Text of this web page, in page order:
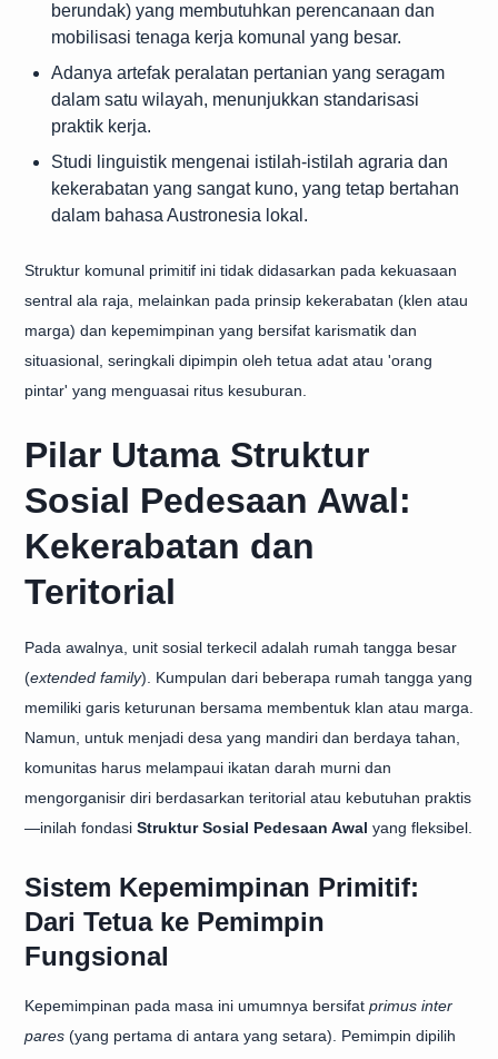
berundak) yang membutuhkan perencanaan dan
mobilisasi tenaga kerja komunal yang besar.
Adanya artefak peralatan pertanian yang seragam
dalam satu wilayah, menunjukkan standarisasi
praktik kerja.
Studi linguistik mengenai istilah-istilah agraria dan
kekerabatan yang sangat kuno, yang tetap bertahan
dalam bahasa Austronesia lokal.
Struktur komunal primitif ini tidak didasarkan pada kekuasaan
sentral ala raja, melainkan pada prinsip kekerabatan (klen atau
marga) dan kepemimpinan yang bersifat karismatik dan
situasional, seringkali dipimpin oleh tetua adat atau 'orang
pintar' yang menguasai ritus kesuburan.
Pilar Utama Struktur
Sosial Pedesaan Awal:
Kekerabatan dan
Teritorial
Pada awalnya, unit sosial terkecil adalah rumah tangga besar
(extended family). Kumpulan dari beberapa rumah tangga yang
memiliki garis keturunan bersama membentuk klan atau marga.
Namun, untuk menjadi desa yang mandiri dan berdaya tahan,
komunitas harus melampaui ikatan darah murni dan
mengorganisir diri berdasarkan teritorial atau kebutuhan praktis
—inilah fondasi Struktur Sosial Pedesaan Awal yang fleksibel.
Sistem Kepemimpinan Primitif:
Dari Tetua ke Pemimpin
Fungsional
Kepemimpinan pada masa ini umumnya bersifat primus inter
pares (yang pertama di antara yang setara). Pemimpin dipilih